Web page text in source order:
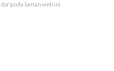
laman web ini.